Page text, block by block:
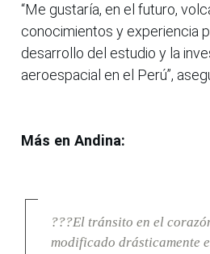
“Me gustaría, en el futuro,
conocimientos y experiencia
desarrollo del estudio y la
aeroespacial en el Perú”,
Más en Andina:
???El tránsito en el
modificado drásticamente